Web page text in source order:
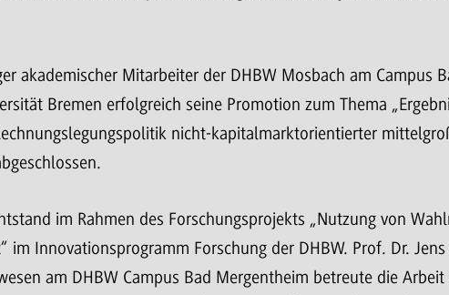
akademischer Mitarbeiter der DHBW Mosbach am Campus
Bremen erfolgreich seine Promotion zum Thema
nicht-kapitalmarktorientierter
im Rahmen des Forschungsprojekts „Nutzung von
im Innovationsprogramm Forschung der DHBW. Prof. Dr.
am DHBW Campus Bad Mergentheim betreute die